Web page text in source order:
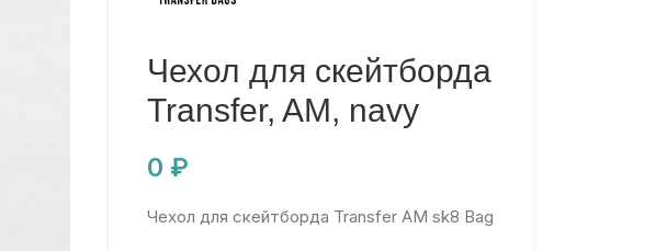
Чехол для скейтборда
Transfer, AM, navy
0 ₽
Чехол для скейтборда Transfer AM sk8 Bag